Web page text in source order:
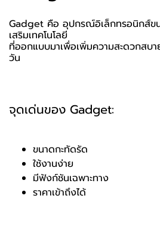
Gadget คือ อุปกรณ์อิเล็กทรอนิกส์ข
เสริมเทคโนโลยี
ที่ออกแบบมาเพื่อเพิ่มความสะดวกสบา
วัน
จุดเด่นของ Gadget:
ขนาดกะทัดรัด
ใช้งานง่าย
มีฟังก์ชันเฉพาะทาง
ราคาเข้าถึงได้